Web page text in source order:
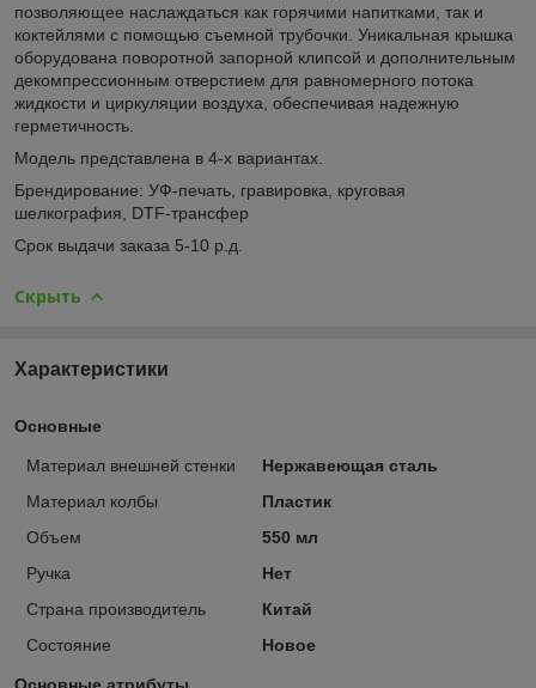
позволяющее наслаждаться как горячими напитками, так и
коктейлями с помощью съемной трубочки. Уникальная крышка
оборудована поворотной запорной клипсой и дополнительным
декомпрессионным отверстием для равномерного потока
жидкости и циркуляции воздуха, обеспечивая надежную
герметичность.
Модель представлена в 4-х вариантах.
Брендирование: УФ-печать, гравировка, круговая
шелкография, DTF-трансфер
Срок выдачи заказа 5-10 р.д.
Скрыть
Характеристики
Основные
Материал внешней стенки
Нержавеющая сталь
Материал колбы
Пластик
Объем
550 мл
Ручка
Нет
Страна производитель
Китай
Состояние
Новое
Основные атрибуты